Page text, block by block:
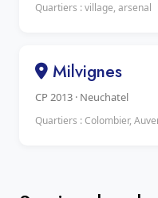
Quartiers : village, arsenal
Milvignes
CP 2013 · Neuchatel
Quartiers : Colombier,